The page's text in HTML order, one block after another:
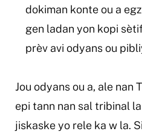
dokiman konte ou a
gen ladan yon kopi
prèv avi odyans ou
Jou odyans ou a, ale nan
epi tann nan sal tribinal
jiskaske yo rele ka w la.